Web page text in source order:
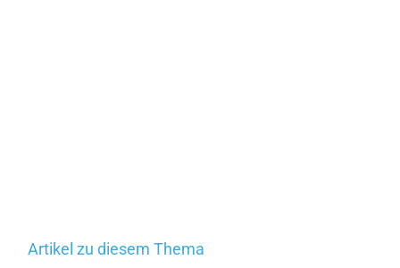
Artikel zu diesem Thema